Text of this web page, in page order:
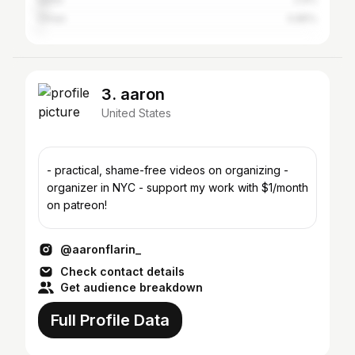
3. aaron
United States
- practical, shame-free videos on organizing -
organizer in NYC - support my work with $1/month
on patreon!
@aaronflarin_
Check contact details
Get audience breakdown
Full Profile Data